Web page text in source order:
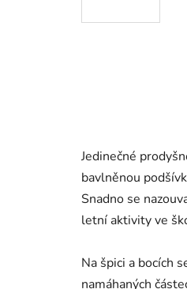
Jedinečné
bavlněnou
Snadno se
letní aktivity ve
Na špici a bocích
namáhaných